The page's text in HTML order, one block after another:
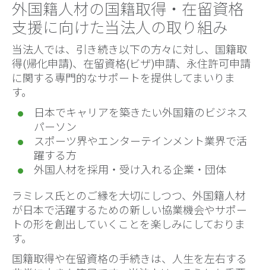
外国籍人材の国籍取得・在留資格
支援に向けた当法人の取り組み
当法人では、引き続き以下の方々に対し、国籍取
得(帰化申請)、在留資格(ビザ)申請、永住許可申請
に関する専門的なサポートを提供してまいりま
す。
日本でキャリアを築きたい外国籍のビジネス
パーソン
スポーツ界やエンターテインメント業界で活
躍する方
外国人材を採用・受け入れる企業・団体
ラミレス氏とのご縁を大切にしつつ、外国籍人材
が日本で活躍するための新しい協業機会やサポー
トの形を創出していくことを楽しみにしておりま
す。
国籍取得や在留資格の手続きは、人生を左右する